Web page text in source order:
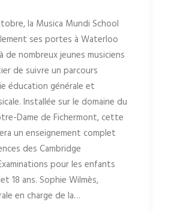
la Musica Mundi School
ses portes à Waterloo
nombreux jeunes musiciens
de suivre un parcours
éducation générale et
Installée sur le domaine du
Dame de Fichermont, cette
un enseignement complet
des Cambridge
pour les enfants
18 ans. Sophie Wilmès,
en charge de la…